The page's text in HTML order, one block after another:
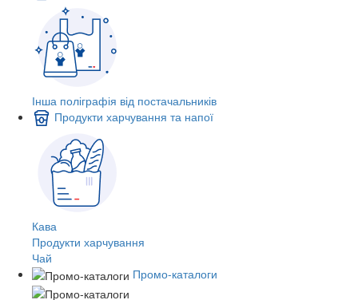
Інша поліграфія від постачальників
Продукти харчування та напої
Кава
Продукти харчування
Чай
Промо-каталоги